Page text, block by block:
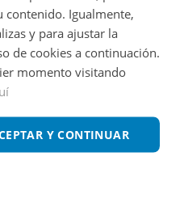
contenido. Igualmente,
y para ajustar la
de cookies a continuación.
momento visitando
Y CONTINUAR